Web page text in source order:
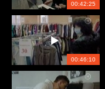
00:42:25
00:46:10